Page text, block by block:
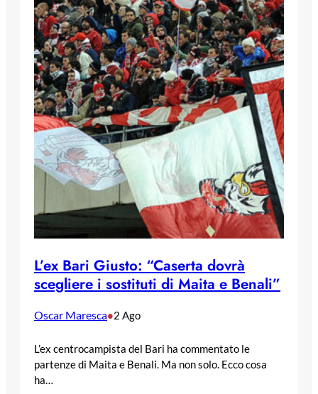
L’ex Bari Giusto: “Caserta dovrà
scegliere i sostituti di Maita e Benali”
Oscar Maresca•2 Ago
L’ex centrocampista del Bari ha commentato le
partenze di Maita e Benali. Ma non solo. Ecco cosa
ha…